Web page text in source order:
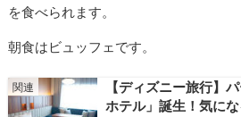
を食べられます。
朝食はビュッフェです。
【ディズニー旅行】
ホテル」誕生！気に